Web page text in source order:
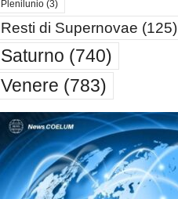
Plenilunio(3)
Resti di Supernovae (125)
Saturno (740)
Venere (783)